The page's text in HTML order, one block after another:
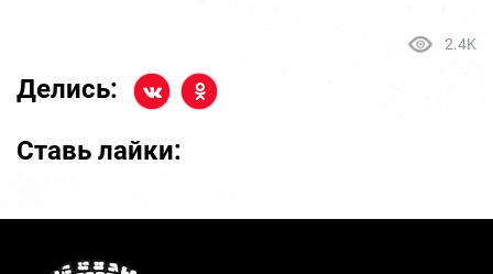
2.4K
Делись:
Ставь лайки: